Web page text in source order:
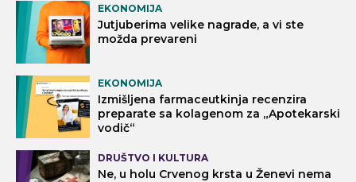
EKONOMIJA
Jutjuberima velike nagrade, a vi ste
možda prevareni
EKONOMIJA
Izmišljena farmaceutkinja recenzira
preparate sa kolagenom za „Apotekarski
vodič“
DRUŠTVO I KULTURA
Ne, u holu Crvenog krsta u Ženevi nema